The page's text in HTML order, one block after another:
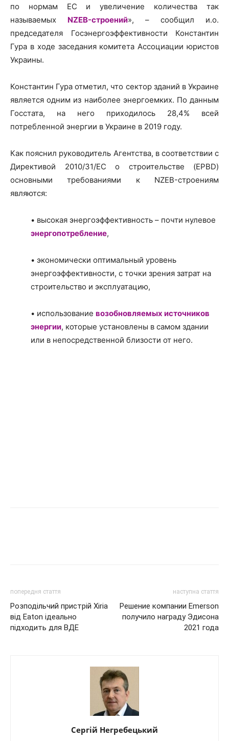
по нормам ЕС и увеличение количества так
называемых NZEB-строений», – сообщил и.о.
председателя Госэнергоэффективности Константин
Гура в ходе заседания комитета Ассоциации юристов
Украины.
Константин Гура отметил, что сектор зданий в Украине
является одним из наиболее энергоемких. По данным
Госстата, на него приходилось 28,4% всей
потребленной энергии в Украине в 2019 году.
Как пояснил руководитель Агентства, в соответствии с
Директивой 2010/31/ЕС о строительстве (EPBD)
основными требованиями к NZEB-строениям
являются:
• высокая энергоэффективность – почти нулевое
энергопотребление,
• экономически оптимальный уровень
энергоэффективности, с точки зрения затрат на
строительство и эксплуатацию,
• использование возобновляемых источников
энергии, которые установлены в самом здании
или в непосредственной близости от него.
попередня стаття
Розподільчий пристрій Xiria
від Eaton ідеально
підходить для ВДЕ
наступна стаття
Решение компании Emerson
получило награду Эдисона
2021 года
Сергій Негребецький